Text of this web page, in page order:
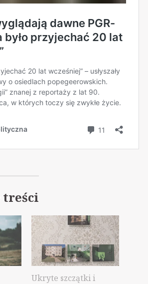
treści
Ukryte szczątki i